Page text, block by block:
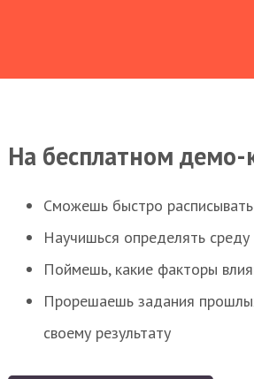
На бесплатном демо-
Сможешь быстро
Научишься определять среду
Поймешь, какие факторы
Прорешаешь задания
своему результату